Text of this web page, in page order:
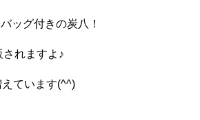
ッグ付きの炭八！
れますよ♪
ています(^^)